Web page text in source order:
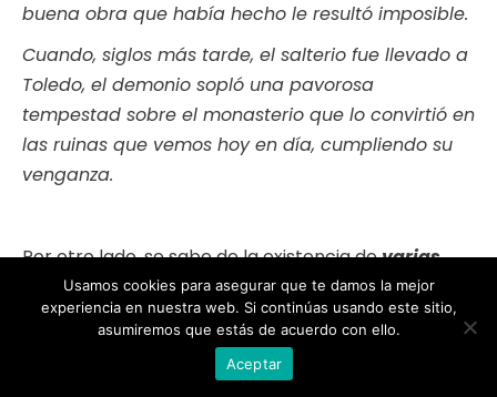
buena obra que había hecho le resultó imposible.
Cuando, siglos más tarde, el salterio fue llevado a
Toledo, el demonio sopló una pavorosa
tempestad sobre el monasterio que lo convirtió en
las ruinas que vemos hoy en día, cumpliendo su
venganza.
Por otro lado, se sabe de la existencia devarias
inscripciones, muchas desaparecidas, pero
todavía se encuentra en la cripta:
ERA MCCVIIII KALENDAS IY / Corresponde al 1 de
Usamos cookies para asegurar que te damos la mejor
experiencia en nuestra web. Si continúas usando este sitio,
asumiremos que estás de acuerdo con ello.
Aceptar